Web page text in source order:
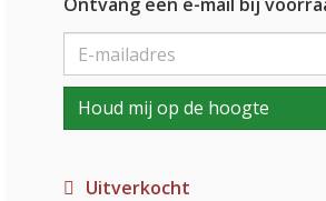
Houd mij op de hoogte
Uitverkocht